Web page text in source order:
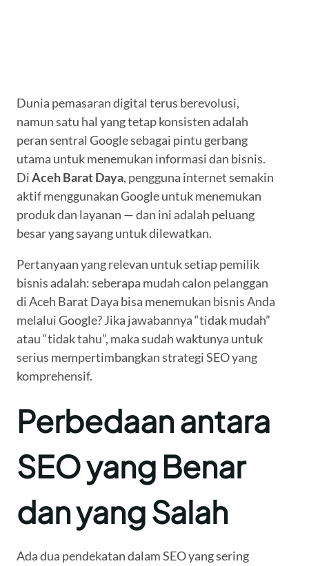
Dunia pemasaran digital terus berevolusi,
namun satu hal yang tetap konsisten adalah
peran sentral Google sebagai pintu gerbang
utama untuk menemukan informasi dan bisnis.
DiAceh Barat Daya, pengguna internet semakin
aktif menggunakan Google untuk menemukan
produk dan layanan — dan ini adalah peluang
besar yang sayang untuk dilewatkan.
Pertanyaan yang relevan untuk setiap pemilik
bisnis adalah: seberapa mudah calon pelanggan
di Aceh Barat Daya bisa menemukan bisnis Anda
melalui Google? Jika jawabannya “tidak mudah”
atau “tidak tahu”, maka sudah waktunya untuk
serius mempertimbangkan strategi SEO yang
komprehensif.
Perbedaan antara
SEO yang Benar
dan yang Salah
Ada dua pendekatan dalam SEO yang sering